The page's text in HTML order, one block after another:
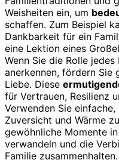
Weisheiten ein, um
schaffen. Zum Beispiel
Dankbarkeit für ein
eine Lektion eines
Wenn Sie die Rolle
anerkennen, fördern Sie
Liebe. Diese
für Vertrauen, Resilienz
Verwenden Sie
Zuversicht und Wärme
gewöhnliche Momente
verwandeln und die
Familie zusammenhalten.